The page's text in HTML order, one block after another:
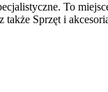
To
także Sprzęt i